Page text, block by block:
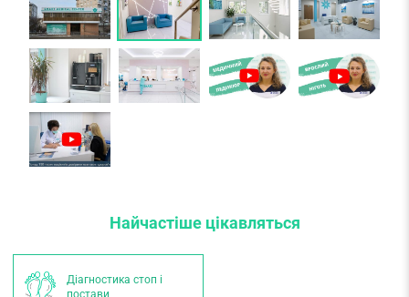
Найчастіше цікавляться
Діагностика стоп і